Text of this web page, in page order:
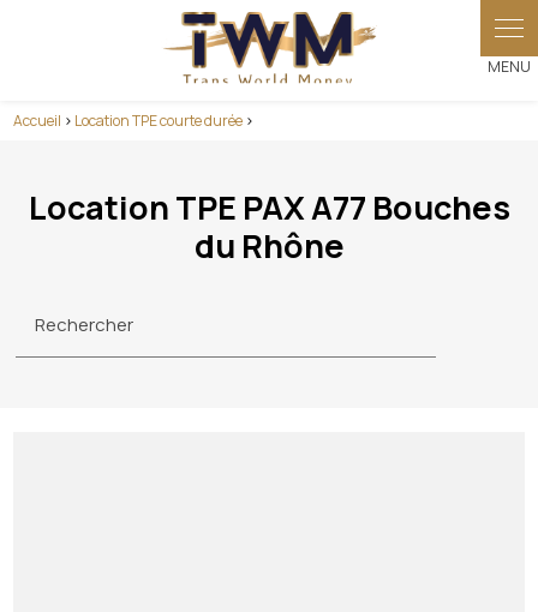
Accueil > Location TPE courte durée >
Location TPE PAX A77 Bouches
du Rhône
Rechercher